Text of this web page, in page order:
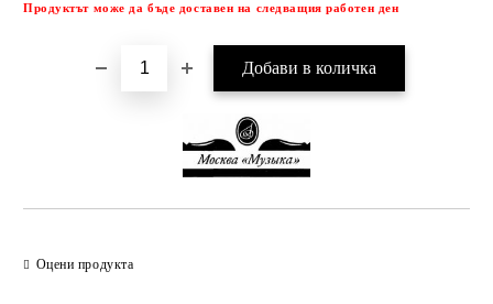
Продуктът може да бъде доставен на следващия работен ден
Оцени продукта